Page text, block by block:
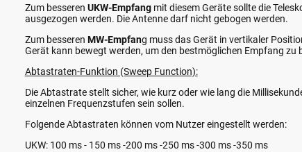
Zum besseren UKW-Empfangmit diesem Geräte sollte die
ausgezogen werden. Die Antenne darf nicht gebogen werden.
Zum besseren MW-Empfang muss das Gerät in vertikaler
Gerät kann bewegt werden, um den bestmöglichen Empfang zu
Abtastraten-Funktion (Sweep Function):
Die Abtastrate stellt sicher, wie kurz oder wie lang die
einzelnen Frequenzstufen sein sollen.
Folgende Abtastraten können vom Nutzer eingestellt werden:
UKW: 100 ms - 150 ms -200 ms -250 ms -300 ms -350 ms